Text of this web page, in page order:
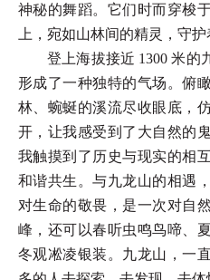
神秘的舞蹈。它们时而穿梭
上，宛如山林间的精灵，守
登上海拔接近 1300 米的
形成了一种独特的气场。俯
林、蜿蜒的溪流尽收眼底，
开，让我感受到了大自然的
我触摸到了历史与现实的相
和谐共生。与九龙山的相遇
对生命的敬畏，是一次对自
峰，还可以春听虫鸣鸟啼、
冬观凇凌银装。九龙山，一